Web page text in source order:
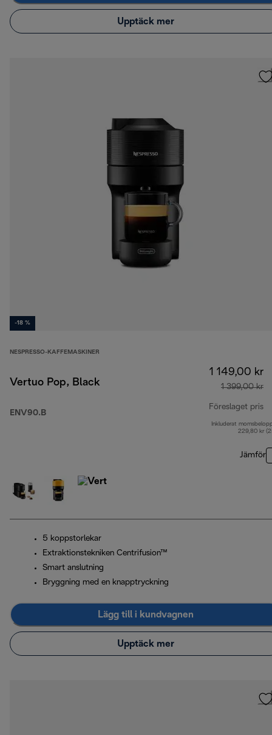
Upptäck mer
-18 %
NESPRESSO-KAFFEMASKINER
Vertuo Pop, Black
ENV90.B
1 149,00 kr
1 399,00 kr
Föreslaget pris
Inkluderat
229,80 kr
Jämför
5 koppstorlekar
Extraktionstekniken Centrifusion™
Smart anslutning
Bryggning med en knapptryckning
Lägg till i kundvagnen
Upptäck mer